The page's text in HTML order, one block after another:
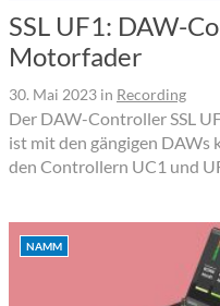
SSL UF1: DAW-
Motorfader
30. Mai 2023 in Recording
Der DAW-Controller SSL
ist mit den gängigen DAWs
den Controllern UC1 und
NAMM